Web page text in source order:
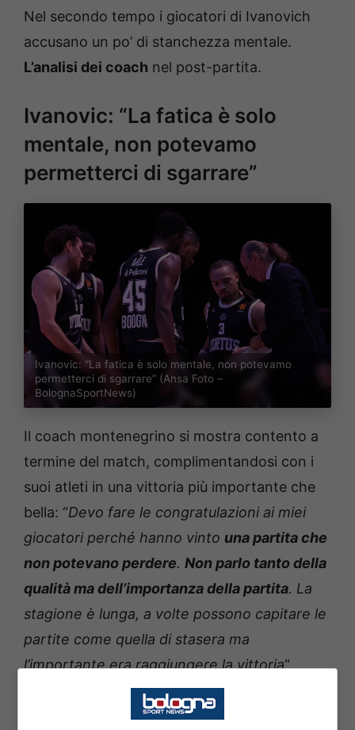
Nel secondo tempo i giocatori di Ivanovich
accusano un po’ di stanchezza mentale.
L’analisi dei coach nel post-partita.
Ivanovic: “La fatica è solo
mentale, non potevamo
permetterci di sgarrare”
Ivanovic: “La fatica è solo mentale, non potevamo
permetterci di sgarrare” (Ansa Foto –
BolognaSportNews)
Il coach montenegrino si mostra contento a
termine del match, complimentandosi con i
suoi atleti in una vittoria più importante che
bella: “Devo fare le congratulazioni ai miei
giocatori perché hanno vinto una partita che
non potevano perdere. Non parlo tanto della
qualità ma dell’importanza della partita. La
stagione è lunga, a volte possono capitare le
partite come quella di stasera ma
l’importante era raggiungere la vittoria“.
Le Vu nere nell’ultimo quarto hanno pagato